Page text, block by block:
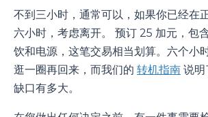
不到三小时，通常可以，如果你已经在
六小时，考虑离开。 预订 25 加元，包
饮和电源，这笔交易相当划算。六个小
逛一圈再回来，而我们的 转机指南 说明
缺口有多大。